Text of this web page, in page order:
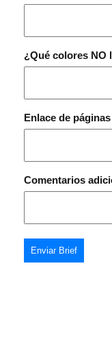
¿Qué colores NO
Enlace de
Comentarios
Enviar Brief